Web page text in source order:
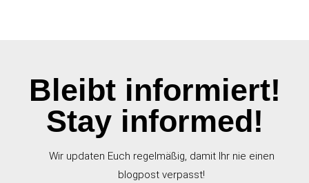
Bleibt informiert!
Stay informed!
Wir updaten Euch regelmäßig, damit Ihr nie einen
blogpost verpasst!